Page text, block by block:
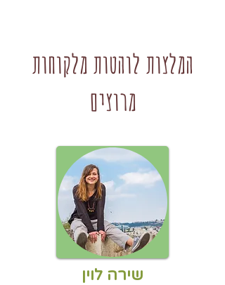
המלצות לוהטות מלקוחות
מרוצים
שירה לוין